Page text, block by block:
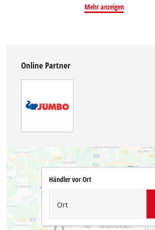
Mehr anzeigen
Online Partner
Händler vor Ort
Ort